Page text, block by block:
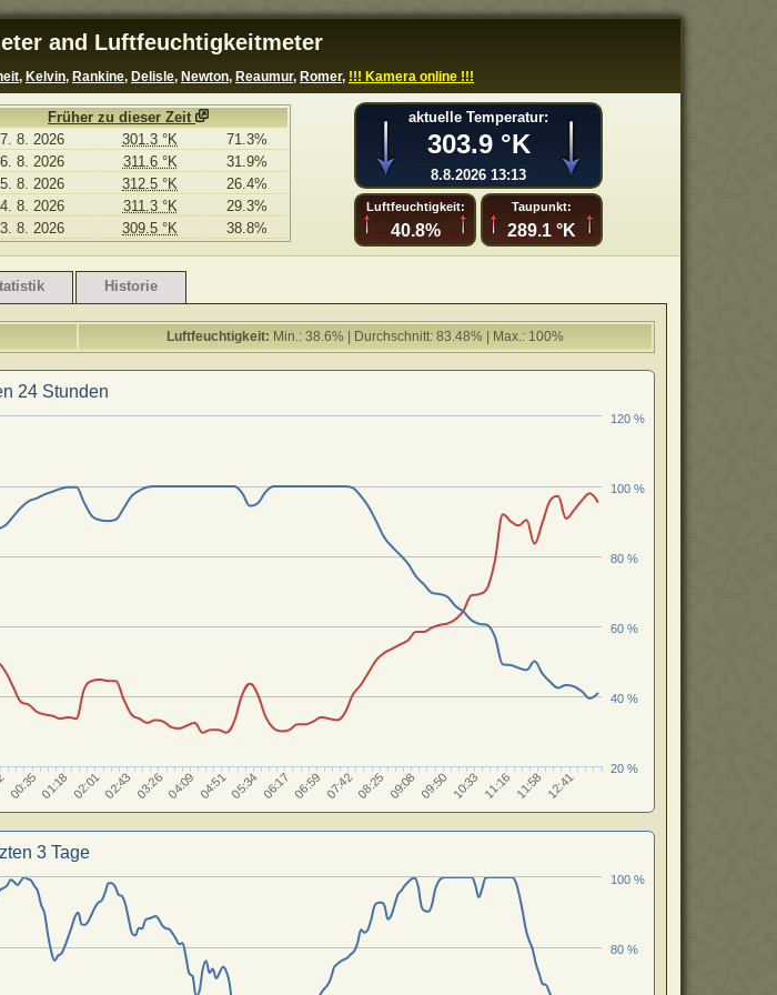
and Luftfeuchtigkeitmeter
, Kelvin, Rankine, Delisle, Newton, Reaumur, Romer, !!! Kamera online !!!
Früher zu dieser Zeit
7. 8. 2026
301.3 °K
71.3%
6. 8. 2026
311.6 °K
31.9%
5. 8. 2026
312.5 °K
26.4%
4. 8. 2026
311.3 °K
29.3%
3. 8. 2026
309.5 °K 38.8%
aktuelle Temperatur:
303.9 °K
8.8.2026 13:13
Luftfeuchtigkeit:
40.8%
Taupunkt:
289.1 °K
Historie
Luftfeuchtigkeit: Min.: 38.6% | Durchschnitt: 83.48% | Max.: 100%
24 Stunden
00:35 01:18 02:0102:43 03:26 04:09 04:5105:34 06:17 06:59 07:4208:25 09:08 09:50 10:33 11:16 11:58 12:41
40 %
60 %
80 %
100 %
20 %
120 %
3 Tage
80 %
100 %